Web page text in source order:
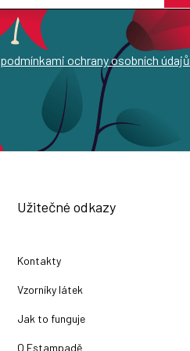
podmínkami ochrany osobních údajů
Užitečné odkazy
Kontakty
Vzorníky látek
Jak to funguje
O Estampadě